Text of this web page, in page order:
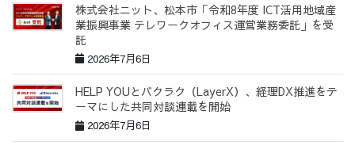
株式会社ニット、松本市「令和8年度 ICT活用地域産
業振興事業 テレワークオフィス運営業務委託」を受
託
2026年7月6日
HELP YOUとバクラク（LayerX）、経理DX推進をテ
ーマにした共同対談連載を開始
2026年7月6日